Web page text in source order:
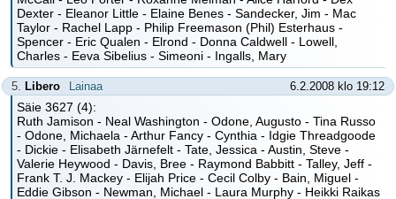
Dexter - Eleanor Little - Elaine Benes - Sandecker, Jim - Mac
Taylor - Rachel Lapp - Philip Freemason (Phil) Esterhaus -
Spencer - Eric Qualen - Elrond - Donna Caldwell - Lowell,
Charles - Eeva Sibelius - Simeoni - Ingalls, Mary
5. Libero Lainaa 6.2.2008 klo 19:12
Säie 3627 (4):
Ruth Jamison - Neal Washington - Odone, Augusto - Tina Russo
- Odone, Michaela - Arthur Fancy - Cynthia - Idgie Threadgoode
- Dickie - Elisabeth Järnefelt - Tate, Jessica - Austin, Steve -
Valerie Heywood - Davis, Bree - Raymond Babbitt - Talley, Jeff -
Frank T. J. Mackey - Elijah Price - Cecil Colby - Bain, Miguel -
Eddie Gibson - Newman, Michael - Laura Murphy - Heikki Raikas